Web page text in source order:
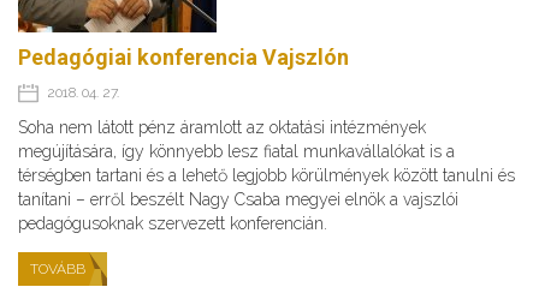
Pedagógiai konferencia Vajszlón
2018. 04. 27.
Soha nem látott pénz áramlott az oktatási intézmények
megújítására, így könnyebb lesz fiatal munkavállalókat is a
térségben tartani és a lehető legjobb körülmények között tanulni és
tanítani – erről beszélt Nagy Csaba megyei elnök a vajszlói
pedagógusoknak szervezett konferencián.
TOVÁBB